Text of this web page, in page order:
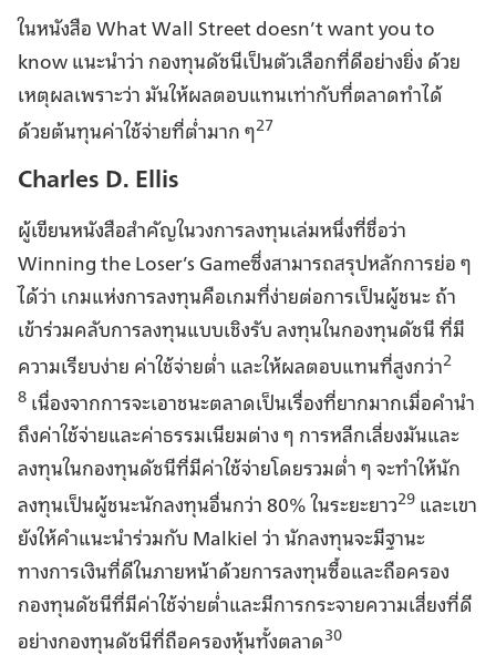
ในหนังสือ What Wall Street doesn’t want you to
know แนะนำว่า กองทุนดัชนีเป็นตัวเลือกที่ดีอย่างยิ่ง ด้วย
เหตุผลเพราะว่า มันให้ผลตอบแทนเท่ากับที่ตลาดทำได้
ด้วยต้นทุนค่าใช้จ่ายที่ต่ำมาก ๆ27
Charles D. Ellis
ผู้เขียนหนังสือสำคัญในวงการลงทุนเล่มหนึ่งที่ชื่อว่า
Winning the Loser’s Gameซึ่งสามารถสรุปหลักการย่อ ๆ
ได้ว่า เกมแห่งการลงทุนคือเกมที่ง่ายต่อการเป็นผู้ชนะ ถ้า
เข้าร่วมคลับการลงทุนแบบเชิงรับ ลงทุนในกองทุนดัชนี ที่มี
ความเรียบง่าย ค่าใช้จ่ายต่ำ และให้ผลตอบแทนที่สูงกว่า2
8 เนื่องจากการจะเอาชนะตลาดเป็นเรื่องที่ยากมากเมื่อคำนำ
ถึงค่าใช้จ่ายและค่าธรรมเนียมต่าง ๆ การหลีกเลี่ยงมันและ
ลงทุนในกองทุนดัชนีที่มีค่าใช้จ่ายโดยรวมต่ำ ๆ จะทำให้นัก
ลงทุนเป็นผู้ชนะนักลงทุนอื่นกว่า 80% ในระยะยาว29 และเขา
ยังให้คำแนะนำร่วมกับ Malkiel ว่า นักลงทุนจะมีฐานะ
ทางการเงินที่ดีในภายหน้าด้วยการลงทุนซื้อและถือครอง
กองทุนดัชนีที่มีค่าใช้จ่ายต่ำและมีการกระจายความเสี่ยงที่ดี
อย่างกองทุนดัชนีที่ถือครองหุ้นทั้งตลาด30